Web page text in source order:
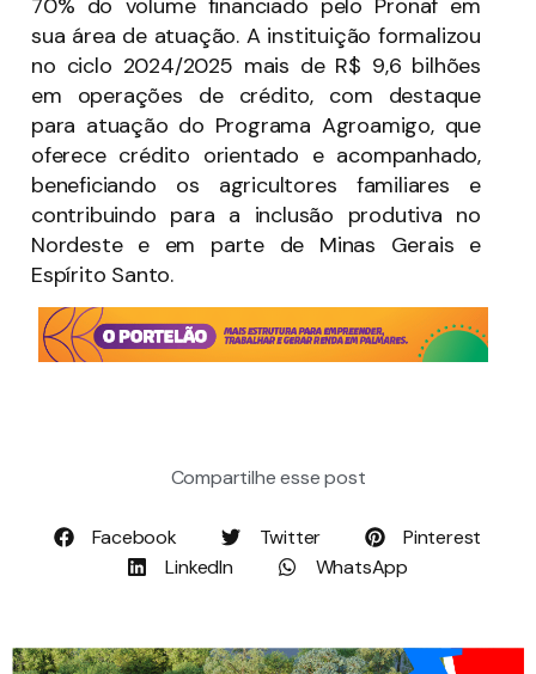
sua área de atuação. A instituição formalizou
no ciclo 2024/2025 mais de R$ 9,6 bilhões
em operações de crédito, com destaque
para atuação do Programa Agroamigo, que
oferece crédito orientado e acompanhado,
beneficiando os agricultores familiares e
contribuindo para a inclusão produtiva no
Nordeste e em parte de Minas Gerais e
Espírito Santo.
Compartilhe esse post
Facebook Twitter
Pinterest
LinkedIn
WhatsApp